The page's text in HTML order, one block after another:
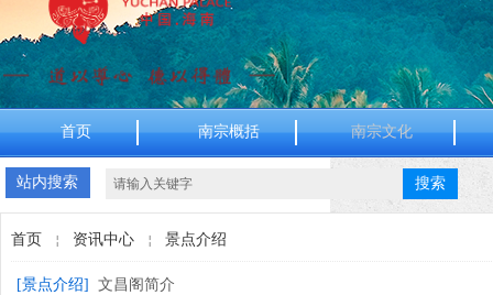
首页 南宗概括 南宗文化
站内搜索 搜索
首页 ￤ 资讯中心 ￤ 景点介绍
[景点介绍] 文昌阁简介